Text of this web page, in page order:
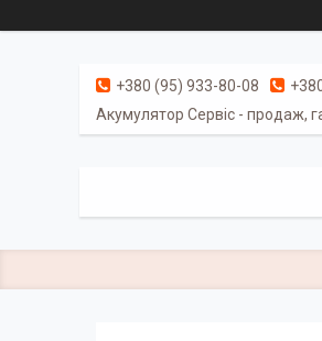
+380 (95) 933-80-08
Акумулятор Сервіс - продаж,